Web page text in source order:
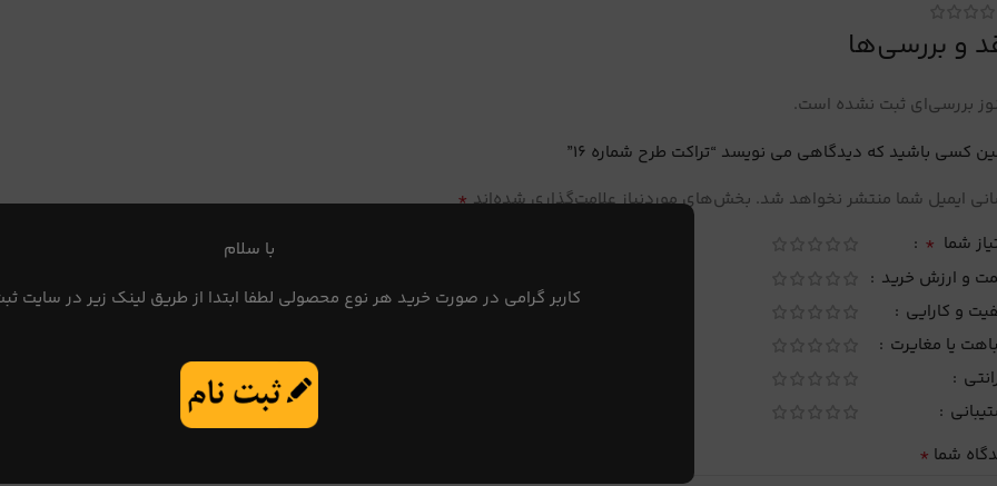
با سلام
کاربر گرامی در صورت خرید هر نوع محصولی لطفا ابتدا از طریق لینک زیر در سایت
و بررسی‌ها
بررسی‌ای ثبت نشده است.
کسی باشید که دیدگاهی می نویسد “تراکت طرح شماره 16”
ایمیل شما منتشر نخواهد شد. بخش‌های موردنیاز علامت‌گذاری شده‌اند*
شما *
و ارزش خرید
و کارایی
یا مغایرت
شما *